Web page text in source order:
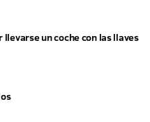
llevarse un coche con las llaves